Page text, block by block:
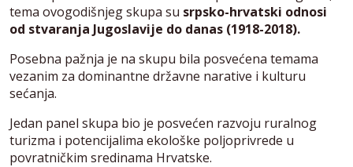
tema ovogodišnjeg skupa su srpsko-hrvatski odnosi
od stvaranja Jugoslavije do danas (1918-2018).
Posebna pažnja je na skupu bila posvećena temama
vezanim za dominantne državne narative i kulturu
sećanja.
Jedan panel skupa bio je posvećen razvoju ruralnog
turizma i potencijalima ekološke poljoprivrede u
povratničkim sredinama Hrvatske.